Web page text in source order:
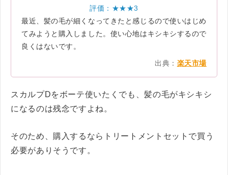
評価：★★★3
最近、髪の毛が細くなってきたと感じるので使いはじめ
てみようと購入しました。使い心地はキシキシするので
良くはないです。
出典： 楽天市場
スカルプDをボーテ使いたくでも、髪の毛がキシキシ
になるのは残念ですよね。
そのため、購入するならトリートメントセットで買う
必要がありそうです。